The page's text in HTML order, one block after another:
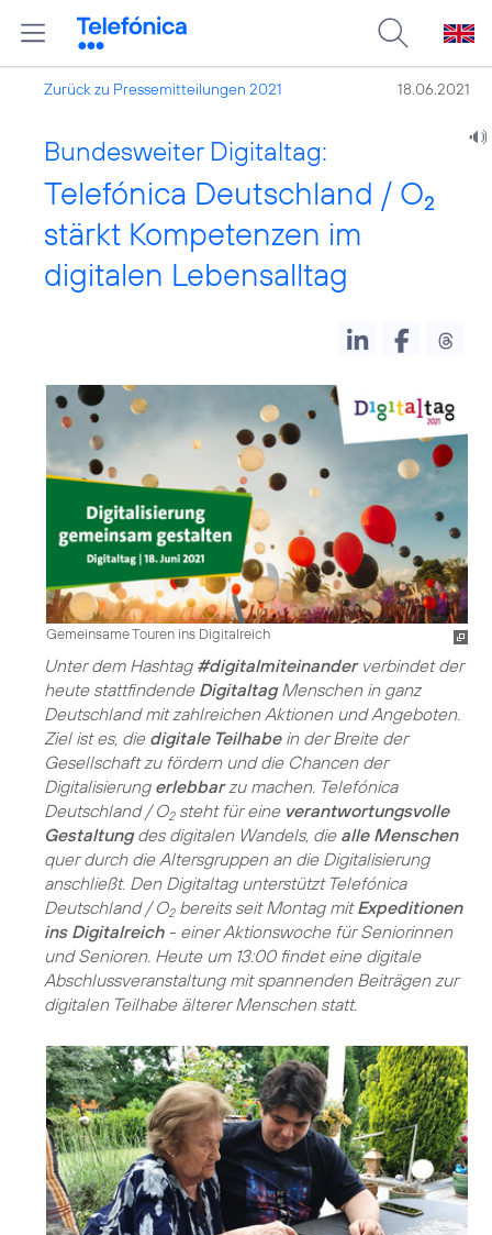
Zurück zu Pressemitteilungen 2021 18.06.2021
Bundesweiter Digitaltag:
Telefónica Deutschland / O2
stärkt Kompetenzen im
digitalen Lebensalltag
Gemeinsame Touren ins Digitalreich
Unter dem Hashtag #digitalmiteinanderverbindet der
heute stattfindende DigitaltagMenschen in ganz
Deutschland mit zahlreichen Aktionen und Angeboten.
Ziel ist es, die digitale Teilhabein der Breite der
Gesellschaft zu fördern und die Chancen der
Digitalisierung erlebbarzu machen. Telefónica
Deutschland / O2steht für eine verantwortungsvolle
Gestaltungdes digitalen Wandels, die alle Menschen
quer durch die Altersgruppen an die Digitalisierung
anschließt. Den Digitaltag unterstützt Telefónica
Deutschland / O2bereits seit Montag mitExpeditionen
ins Digitalreich- einer Aktionswoche fürSeniorinnen
und Senioren. Heute um 13:00 findet eine digitale
Abschlussveranstaltung mit spannenden Beiträgen zur
digitalen Teilhabe älterer Menschen statt.